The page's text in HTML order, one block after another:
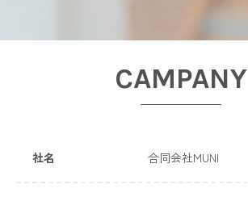
CAMPANY
社名 合同会社MUNI